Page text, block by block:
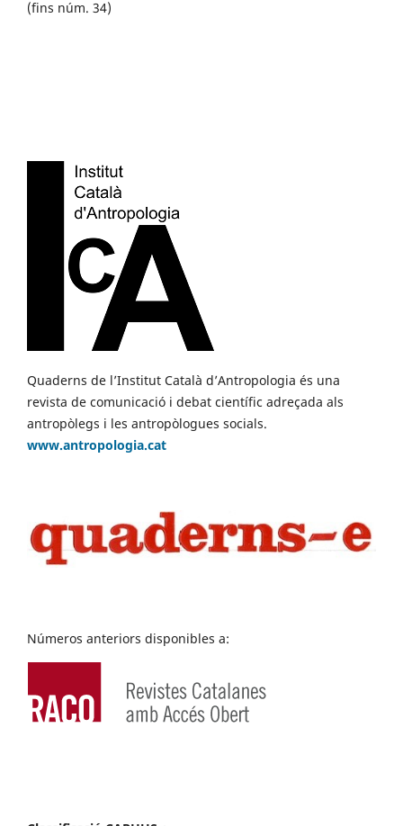
(fins núm. 34)
Quaderns de l’Institut Català d’Antropologia és una
revista de comunicació i debat científic adreçada als
antropòlegs i les antropòlogues socials.
www.antropologia.cat
Números anteriors disponibles a: